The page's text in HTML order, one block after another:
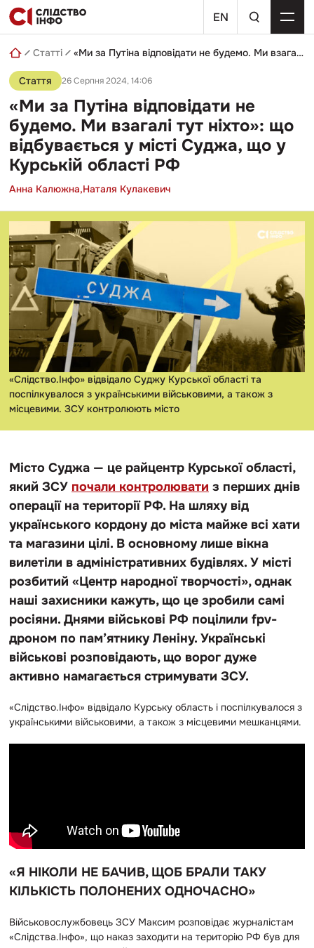
Skip
to
content
EN
пошуковий
запит
Статті «Ми за Путіна відповідати не будемо. Ми взагалі тут ніхто»: що відбувається у місті Суджа, що у Курській області РФ
Стаття 26 Серпня 2024, 14:06
«Ми за Путіна відповідати не
будемо. Ми взагалі тут ніхто»: що
відбувається у місті Суджа, що у
Курській області РФ
Анна Калюжна,Наталя Кулакевич
«Слідство.Інфо» відвідало Суджу Курської області та
поспілкувалося з українськими військовими, а також з
місцевими. ЗСУ контролюють місто
Місто Суджа — це райцентр Курської області,
який ЗСУ почали контролювати з перших днів
операції на території РФ. На шляху від
українського кордону до міста майже всі хати
та магазини цілі. В основному лише вікна
вилетіли в адміністративних будівлях. У місті
розбитий «Центр народної творчості», однак
наші захисники кажуть, що це зробили самі
росіяни. Днями військові РФ поцілили fpv-
дроном по пам’ятнику Леніну. Українські
військові розповідають, що ворог дуже
активно намагається стримувати ЗСУ.
«Слідство.Інфо» відвідало Курську область і поспілкувалося з
українськими військовими, а також з місцевими мешканцями.
«Я НІКОЛИ НЕ БАЧИВ, ЩОБ БРАЛИ ТАКУ
КІЛЬКІСТЬ ПОЛОНЕНИХ ОДНОЧАСНО»
Військовослужбовець ЗСУ Максим розповідає журналістам
«Слідства.Інфо», що наказ заходити на територію РФ був для